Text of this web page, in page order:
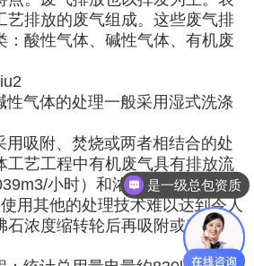
艺排放的废气组成。这些废气排
：酸性气体、碱性气体、有机废
气体的处理一般采用湿式洗涤
吸附、焚烧或两者相结合的处
工艺工程中有机废气具有排放流
小时）和浓度低（通常小于
用其他的处理技术难以达到令人
浓度缩转轮后再吸附或焚烧。
是一级总包资质